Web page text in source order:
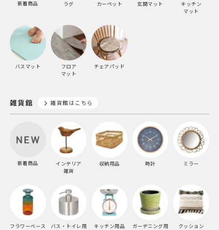
新着商品 ラグ カーペット 玄関マット
キッチン
マット
バスマット
フロア
マット
チェアパッド
雑貨館 雑貨館はこちら
新着商品
インテリア
雑貨
収納用品 時計 ミラー
フラワーベース
バス・トイレ用
キッチン用品
ガーデニング用
クッション